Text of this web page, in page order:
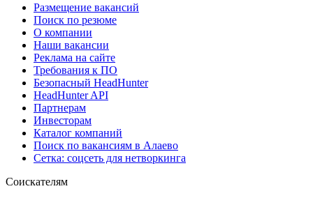
Размещение вакансий
Поиск по резюме
О компании
Наши вакансии
Реклама на сайте
Требования к ПО
Безопасный HeadHunter
HeadHunter API
Партнерам
Инвесторам
Каталог компаний
Поиск по вакансиям в Алаево
Сетка: соцсеть для нетворкинга
Соискателям